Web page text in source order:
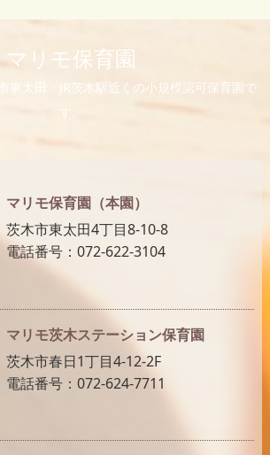
マリモ保育園
東太田・JR茨木駅近くの小規模認可保育園で
す。
マリモ保育園（本園）
茨木市東太田4丁目8-10-8
電話番号：072-622-3104
マリモ茨木ステーション保育園
茨木市春日1丁目4-12-2F
電話番号：072-624-7711